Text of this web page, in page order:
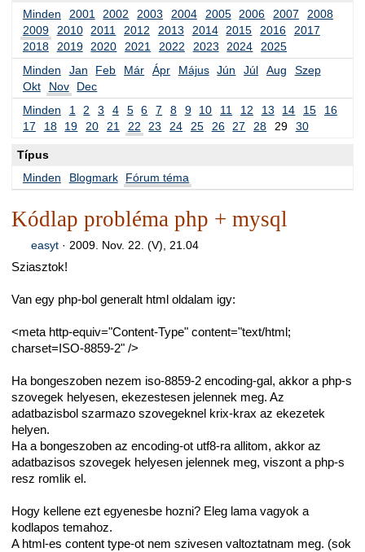
Minden
2001 2002 2003 2004 2005 2006 2007
2008
2009
2010 2011 2012 2013 2014 2015 2016
2017
2018
2019 2020 2021 2022 2023 2024
2025
Minden
Jan Feb Már Ápr Május Jún Júl Aug
Szep
Okt
Nov
Dec
Minden
1 2 3 4 5 6 7 8 9 10 11 12 13 14 15
16
17
18 19 20 21 22 23 24 25 26 27 28 29 30
Típus
Minden
Blogmark Fórum téma
Kódlap probléma php + mysql
easyt· 2009. Nov. 22. (V), 21.04
Sziasztok!
Van egy php-bol generalt html oldalam igy:
<meta http-equiv="Content-Type" content="text/html;
charset=ISO-8859-2" />
Ha bongeszoben nezem iso-8859-2 encoding-gal, akkor a php-s
szovegek helyesen, ekezestesen jelennek meg. Az
adatbazisbol szarmazo szovegeknel krix-krax az ekezetek
helyen.
Ha a bongeszoben az encoding-ot utf8-ra allitom, akkor az
adatbazisos szovegek helyesen jelennek meg, viszont a php-s
resz romlik el.
Hogy kellene ezt egyenesbe hozni? Eleg lama vagyok a
kodlapos temahoz.
A html-es content type-ot nem szivesen valtoztatnam meg. (sok